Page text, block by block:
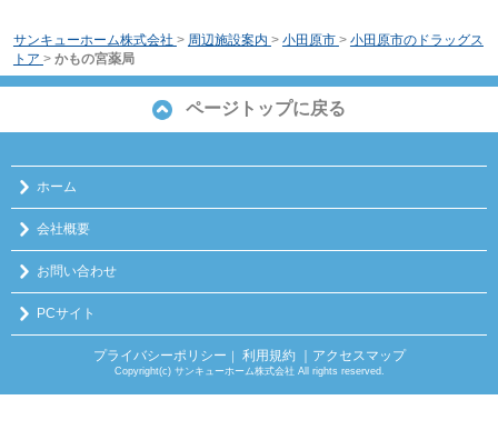
サンキューホーム株式会社 > 周辺施設案内 > 小田原市 > 小田原市のドラッグス
トア > かもの宮薬局
ページトップに戻る
ホーム
会社概要
お問い合わせ
PCサイト
プライバシーポリシー ｜ 利用規約 ｜アクセスマップ
Copyright(c) サンキューホーム株式会社 All rights reserved.